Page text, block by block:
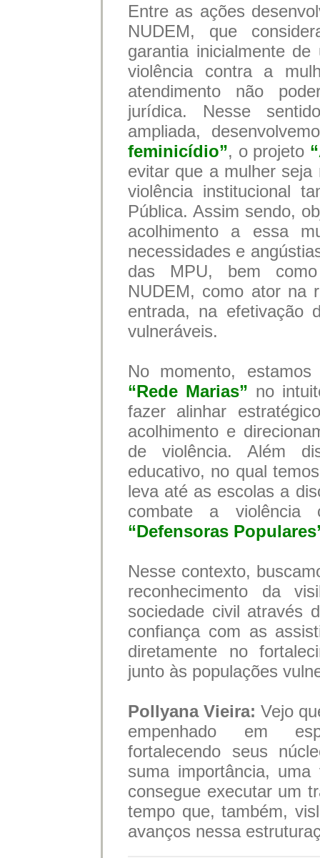
Entre as ações
NUDEM, que
garantia inicialmente
violência contra a
atendimento não
jurídica. Nesse
ampliada,
feminicídio”, o projeto
evitar que a mulher
violência institucional
Pública. Assim sendo,
acolhimento a essa
necessidades e
das MPU, bem
NUDEM, como ator na
entrada, na efetivação
vulneráveis.
No momento,
“Rede Marias” no
fazer alinhar
acolhimento e
de violência. Além
educativo, no qual
leva até as escolas a
combate a
“Defensoras
Nesse contexto,
reconhecimento da
sociedade civil através
confiança com as
diretamente no
junto às populações
Pollyana Vieira:Vejo
empenhado em
fortalecendo seus
suma importância,
consegue executar um
tempo que, também,
avanços nessa